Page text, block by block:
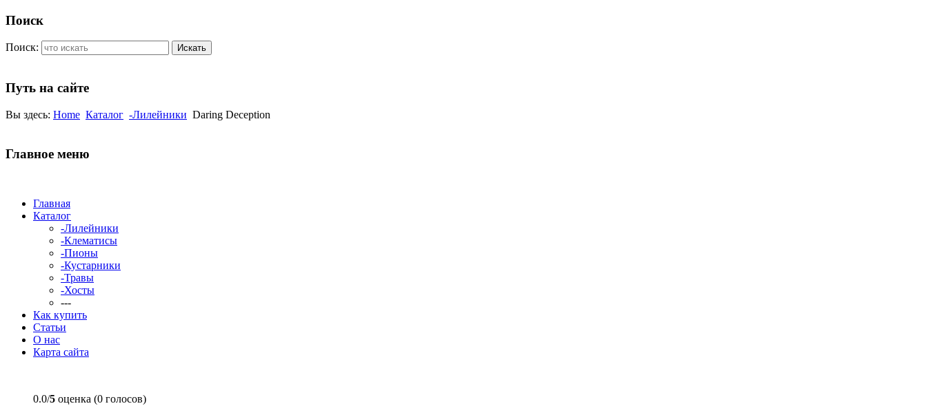
Поиск
Поиск: Искать
Путь на сайте
Вы здесь: Home Каталог -Лилейники Daring Deception
Главное меню
Главная
Каталог
-Лилейники
-Клематисы
-Пионы
-Кустарники
-Травы
-Хосты
---
Как купить
Статьи
О нас
Карта сайта
0.0/5 оценка (0 голосов)